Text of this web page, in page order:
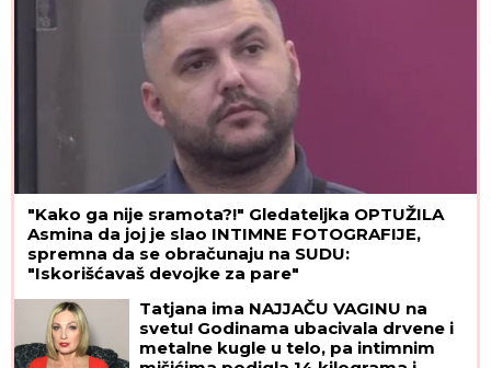
"Kako ga nije sramota?!" Gledateljka OPTUŽILA
Asmina da joj je slao INTIMNE FOTOGRAFIJE,
spremna da se obračunaju na SUDU:
"Iskorišćavaš devojke za pare"
Tatjana ima NAJJAČU VAGINU na
svetu! Godinama ubacivala drvene i
metalne kugle u telo, pa intimnim